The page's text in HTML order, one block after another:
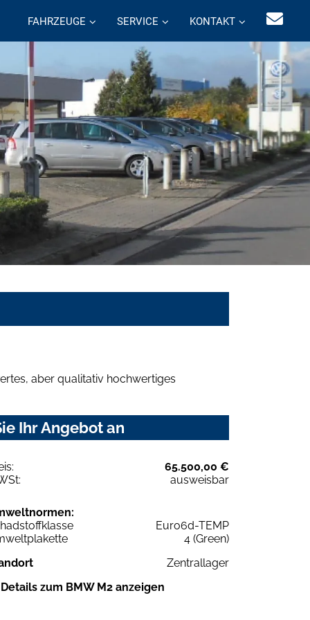
FAHRZEUGE SERVICE KONTAKT
aber qualitativ hochwertiges
Ihr Angebot an
65.500,00 €
ausweisbar
Euro6d-TEMP
4 (Green)
Zentrallager
Details zum BMW M2 anzeigen